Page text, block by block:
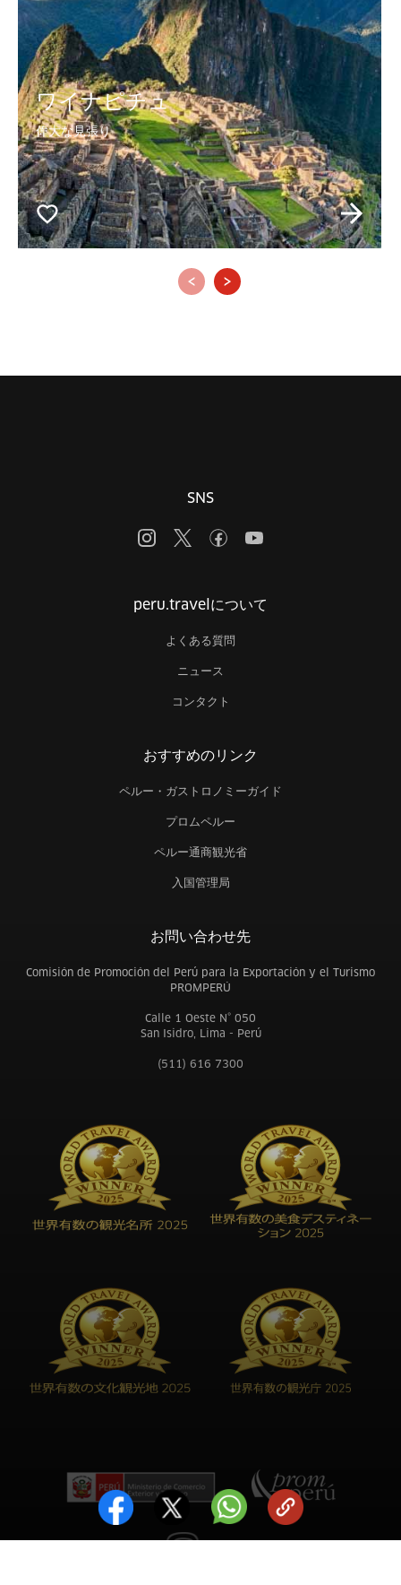
ワイナピチュ
偉大な見張り
‹ ›
SNS
peru.travelについて
よくある質問
ニュース
コンタクト
おすすめのリンク
ペルー・ガストロノミーガイド
プロムペルー
ペルー通商観光省
入国管理局
お問い合わせ先
Comisión de Promoción del Perú para la Exportación y el Turismo
PROMPERÚ
Calle 1 Oeste N° 050
San Isidro, Lima - Perú
(511) 616 7300